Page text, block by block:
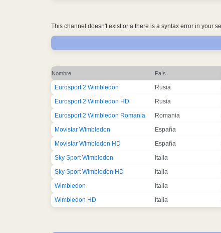
This channel doesn't exist or a there is a syntax error in your
Nombre País
Eurosport 2 Wimbledon Rusia
Eurosport 2 Wimbledon HD Rusia
Eurosport 2 Wimbledon Romania Romania
Movistar Wimbledon España
Movistar Wimbledon HD España
Sky Sport Wimbledon Italia
Sky Sport Wimbledon HD Italia
Wimbledon Italia
Wimbledon HD Italia